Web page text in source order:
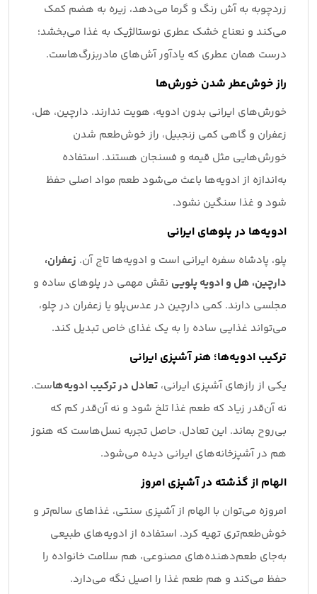
زردچوبه به آش رنگ و گرما می‌دهد، زیره به هضم کمک
می‌کند و نعناع خشک عطری نوستالژیک به غذا می‌بخشد؛
درست همان عطری که یادآور آش‌های مادربزرگ‌هاست.
راز خوش‌عطر شدن خورش‌ها
خورش‌های ایرانی بدون ادویه، هویت ندارند. دارچین، هل،
زعفران و گاهی کمی زنجبیل، راز خوش‌طعم شدن
خورش‌هایی مثل قیمه و فسنجان هستند. استفاده
به‌اندازه از ادویه‌ها باعث می‌شود طعم مواد اصلی حفظ
شود و غذا سنگین نشود.
ادویه‌ها در پلوهای ایرانی
پلو، پادشاه سفره ایرانی است و ادویه‌ها تاج آن. زعفران،
دارچین، هل و ادویه پلویی نقش مهمی در پلوهای ساده و
مجلسی دارند. کمی دارچین در عدس‌پلو یا زعفران در چلو،
می‌تواند غذایی ساده را به یک غذای خاص تبدیل کند.
ترکیب ادویه‌ها؛ هنر آشپزی ایرانی
یکی از رازهای آشپزی ایرانی، تعادل در ترکیب ادویه‌هاست.
نه آن‌قدر زیاد که طعم غذا تلخ شود و نه آن‌قدر کم که
بی‌روح بماند. این تعادل، حاصل تجربه نسل‌هاست که هنوز
هم در آشپزخانه‌های ایرانی دیده می‌شود.
الهام از گذشته در آشپزی امروز
امروزه می‌توان با الهام از آشپزی سنتی، غذاهای سالم‌تر و
خوش‌طعم‌تری تهیه کرد. استفاده از ادویه‌های طبیعی
به‌جای طعم‌دهنده‌های مصنوعی، هم سلامت خانواده را
حفظ می‌کند و هم طعم غذا را اصیل نگه می‌دارد.